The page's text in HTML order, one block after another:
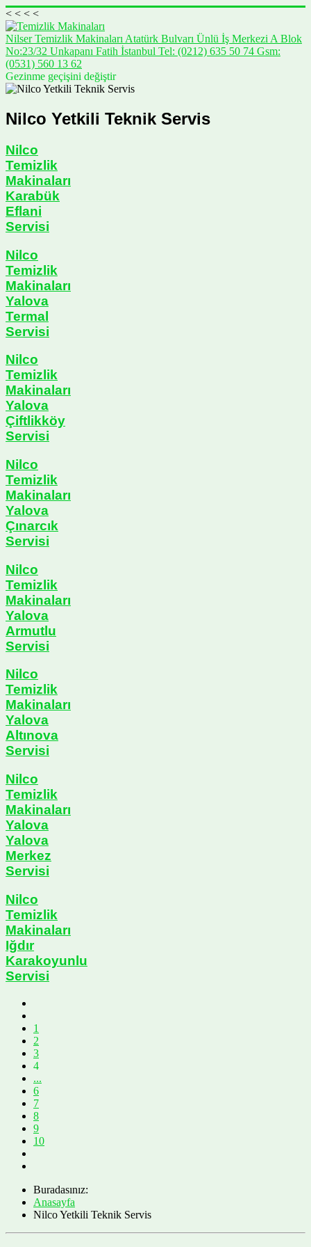
< < < <
Nilser Temizlik Makinaları Atatürk Bulvarı Ünlü İş Merkezi A Blok
No:23/32 Unkapanı Fatih İstanbul Tel: (0212) 635 50 74 Gsm:
(0531) 560 13 62
Gezinme geçişini değiştir
Nilco Yetkili Teknik Servis
Nilco
Temizlik
Makinaları
Karabük
Eflani
Servisi
Nilco
Temizlik
Makinaları
Yalova
Termal
Servisi
Nilco
Temizlik
Makinaları
Yalova
Çiftlikköy
Servisi
Nilco
Temizlik
Makinaları
Yalova
Çınarcık
Servisi
Nilco
Temizlik
Makinaları
Yalova
Armutlu
Servisi
Nilco
Temizlik
Makinaları
Yalova
Altınova
Servisi
Nilco
Temizlik
Makinaları
Yalova
Yalova
Merkez
Servisi
Nilco
Temizlik
Makinaları
Iğdır
Karakoyunlu
Servisi
1
2
3
4
...
6
7
8
9
10
Buradasınız:
Anasayfa
Nilco Yetkili Teknik Servis